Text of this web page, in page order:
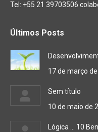
Tel: +55 21 39703506
Últimos Posts
17 de março
Sem título
10 de maio de
Lógica … 10